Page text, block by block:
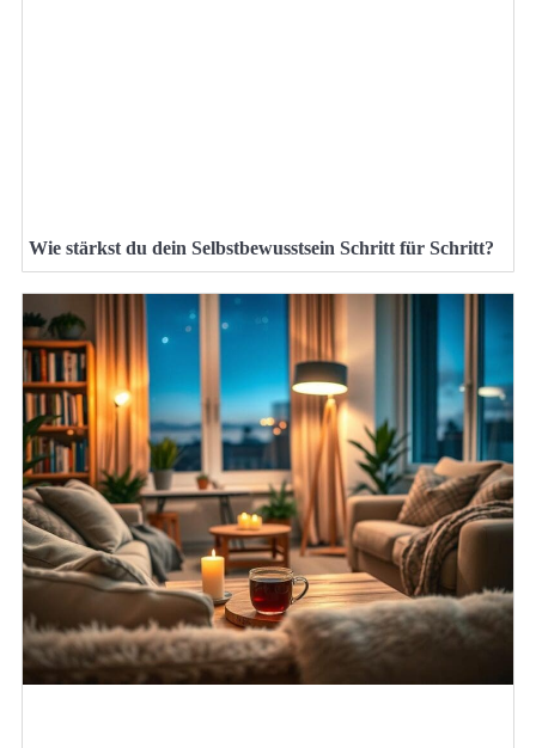
Wie stärkst du dein Selbstbewusstsein Schritt für Schritt?